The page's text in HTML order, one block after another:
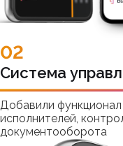
02
Система
Добавили функционал
исполнителей,
документооборота